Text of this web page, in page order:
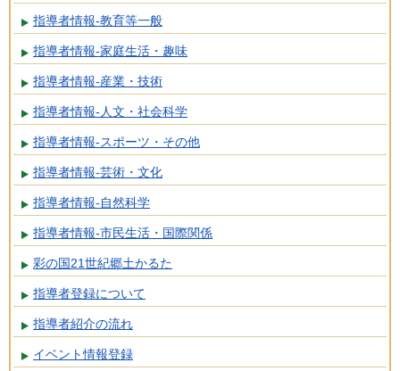
指導者情報-教育等一般
指導者情報-家庭生活・趣味
指導者情報-産業・技術
指導者情報-人文・社会科学
指導者情報-スポーツ・その他
指導者情報-芸術・文化
指導者情報-自然科学
指導者情報-市民生活・国際関係
彩の国21世紀郷土かるた
指導者登録について
指導者紹介の流れ
イベント情報登録